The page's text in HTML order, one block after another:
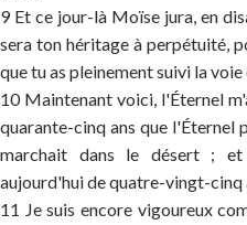
9 Et ce jour-là Moïse jura, en
sera ton héritage à perpétuité,
que tu as pleinement suivi la
10 Maintenant voici, l'Éternel
quarante-cinq ans que l'Éternel
marchait dans le désert ;
aujourd'hui de quatre-vingt-cinq
11 Je suis encore vigoureux